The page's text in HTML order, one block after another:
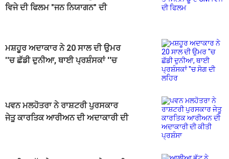
ਵਿਜੇ ਦੀ ਫਿਲਮ "ਜਨ ਨਿਯਾਗਨ" ਦੀ
ਮਸ਼ਹੂਰ ਅਦਾਕਾਰ ਨੇ 20 ਸਾਲ ਦੀ ਉਮਰ
''ਚ ਛੱਡੀ ਦੁਨੀਆ, ਥਾਈ ਪ੍ਰਸ਼ੰਸਕਾਂ ''ਚ
ਪਵਨ ਮਲਹੋਤਰਾ ਨੇ ਰਾਸ਼ਟਰੀ ਪੁਰਸਕਾਰ
ਜੇਤੂ ਕਾਰਤਿਕ ਆਰੀਅਨ ਦੀ ਅਦਾਕਾਰੀ ਦੀ